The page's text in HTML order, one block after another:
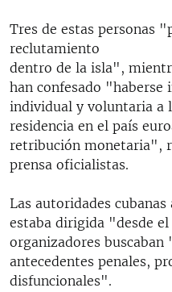
Tres de estas personas
reclutamiento
dentro de la isla",
han confesado "haberse
individual y voluntaria a
residencia en el país
retribución monetaria",
prensa oficialistas.
Las autoridades
estaba dirigida "desde
organizadores
antecedentes penales,
disfuncionales".